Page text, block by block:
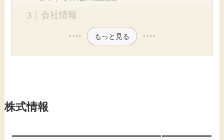
会社情報
もっと見る
株式情報